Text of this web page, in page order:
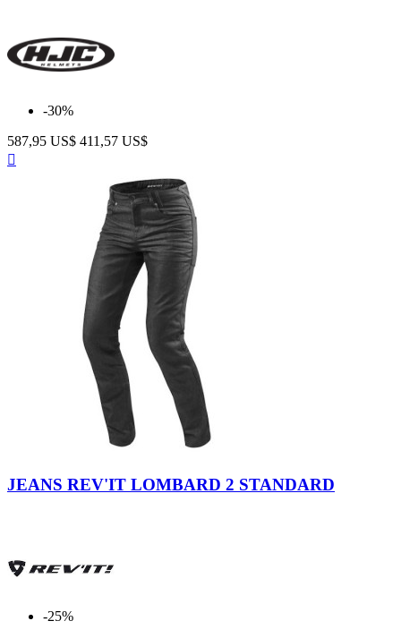
-30%
587,95 US$ 411,57 US$

Blu
Grey
JEANS REV'IT LOMBARD 2 STANDARD
-25%